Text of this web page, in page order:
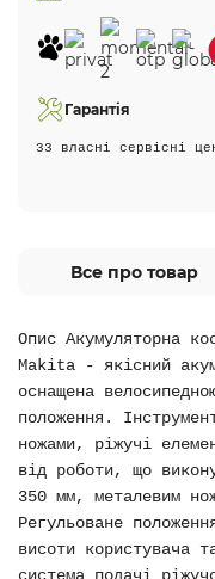
Гарантія
33 власні сервісні
Все про товар
Опис Акумуляторна
Makita - якісний
оснащена
положення.
ножами, ріжучі
від роботи, що
350 мм, металевим
Регульоване
висоти користувача